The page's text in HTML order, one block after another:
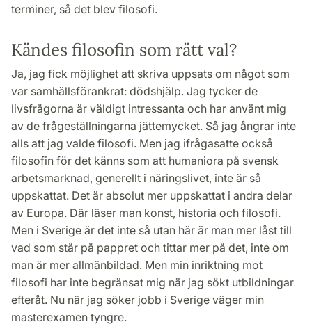
terminer, så det blev filosofi.
Kändes filosofin som rätt val?
Ja, jag fick möjlighet att skriva uppsats om något som
var samhällsförankrat: dödshjälp. Jag tycker de
livsfrågorna är väldigt intressanta och har använt mig
av de frågeställningarna jättemycket. Så jag ångrar inte
alls att jag valde filosofi. Men jag ifrågasatte också
filosofin för det känns som att humaniora på svensk
arbetsmarknad, generellt i näringslivet, inte är så
uppskattat. Det är absolut mer uppskattat i andra delar
av Europa. Där läser man konst, historia och filosofi.
Men i Sverige är det inte så utan här är man mer låst till
vad som står på pappret och tittar mer på det, inte om
man är mer allmänbildad. Men min inriktning mot
filosofi har inte begränsat mig när jag sökt utbildningar
efteråt. Nu när jag söker jobb i Sverige väger min
masterexamen tyngre.